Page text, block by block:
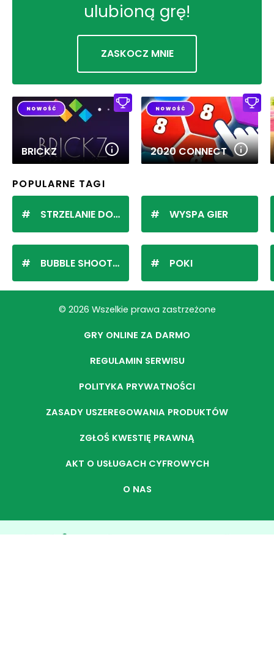
ulubioną grę!
ZASKOCZ MNIE
BRICKZ 2020 CONNECT
POPULARNE TAGI
STRZELANIE DO KULEK
BUBBLE SHOOTER
WYSPA GIER
POKI
© 2026 Wszelkie prawa zastrzeżone
GRY ONLINE ZA DARMO
REGULAMIN SERWISU
POLITYKA PRYWATNOŚCI
ZASADY USZEREGOWANIA PRODUKTÓW
ZGŁOŚ KWESTIĘ PRAWNĄ
AKT O USŁUGACH CYFROWYCH
O NAS